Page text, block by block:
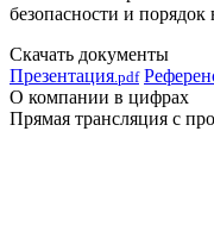
безопасности и
Скачать документы
Презентация.pdf
О компании в цифрах
Прямая трансляция с